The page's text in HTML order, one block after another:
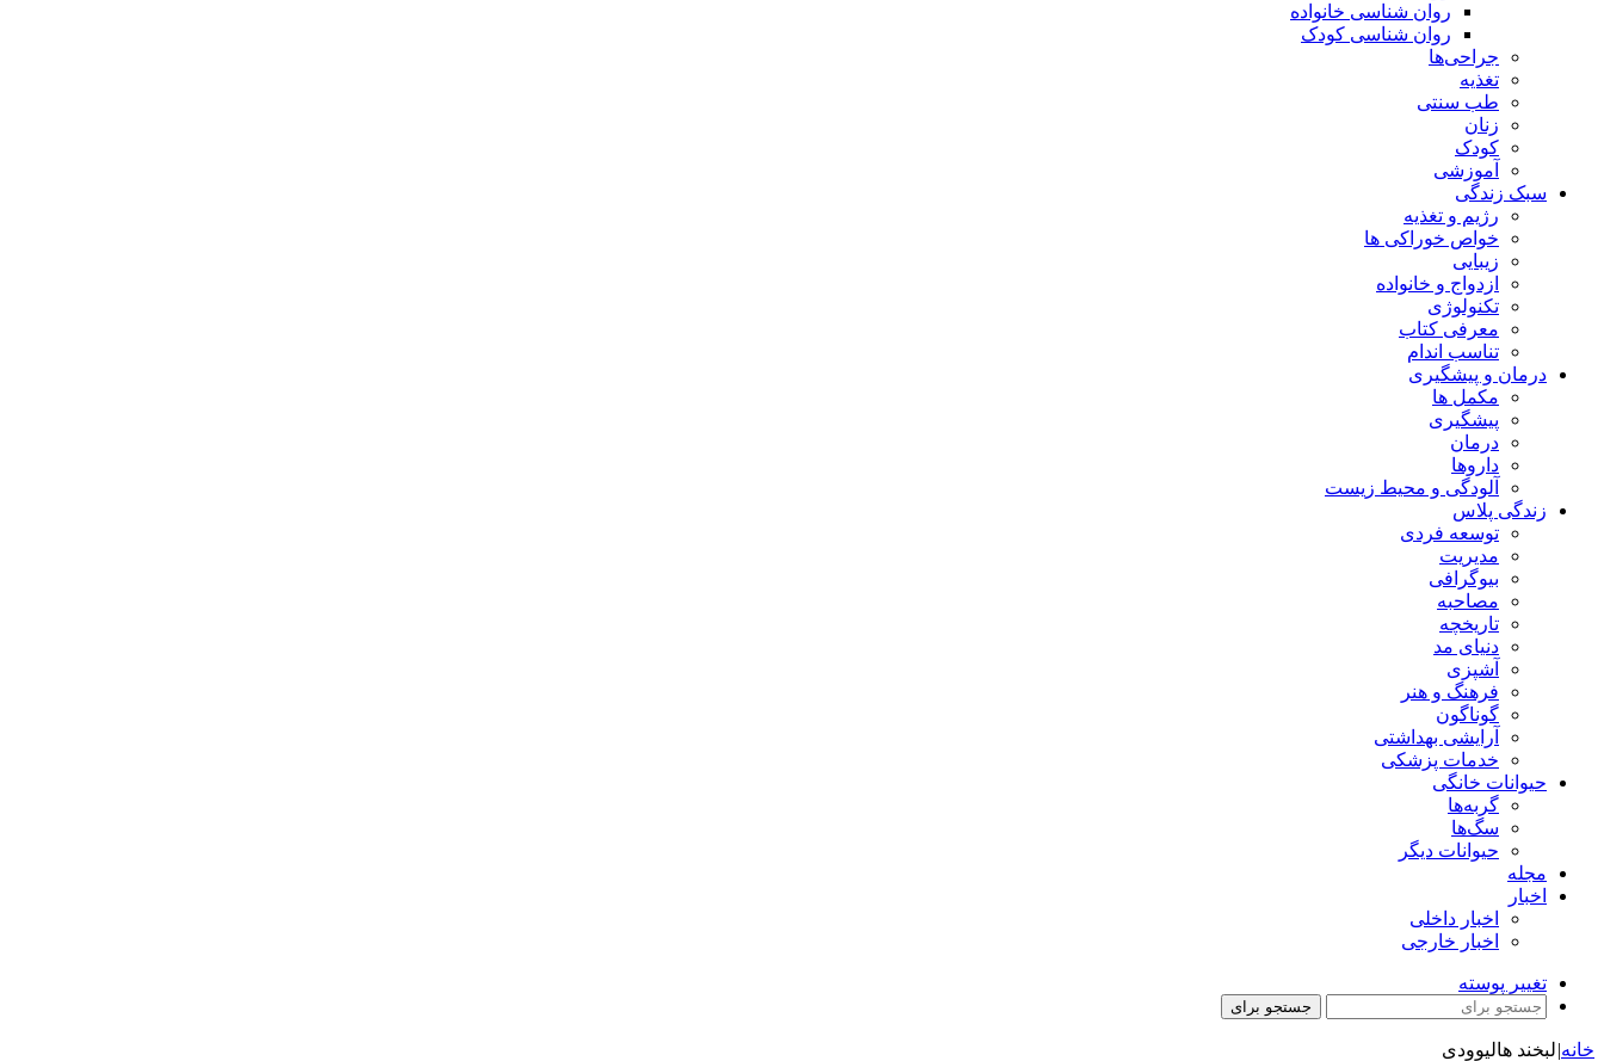
روان شناسی خانواده
روان شناسی کودک
جراحی‌ها
تغذیه
طب سنتی
زنان
کودک
آموزشی
سبک زندگی
رژیم و تغذیه
خواص خوراکی ها
زیبایی
ازدواج و خانواده
تکنولوژی
معرفی کتاب
تناسب اندام
درمان و پیشگیری
مکمل ها
پیشگیری
درمان
داروها
آلودگی و محیط زیست
زندگی پلاس
توسعه فردی
مدیریت
بیوگرافی
مصاحبه
تاریخچه
دنیای مد
آشپزی
فرهنگ و هنر
گوناگون
آرایشی بهداشتی
خدمات پزشکی
حیوانات خانگی
گربه‌ها
سگ‌ها
حیوانات دیگر
مجله
اخبار
اخبار داخلی
اخبار خارجی
تغییر پوسته
جستجو برای
خانه|لبخند هالیوودی